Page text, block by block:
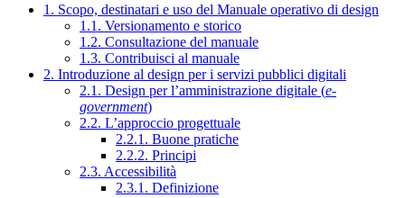
1. Scopo, destinatari e uso del Manuale operativo di design
1.1. Versionamento e storico
1.2. Consultazione del manuale
1.3. Contribuisci al manuale
2. Introduzione al design per i servizi pubblici digitali
2.1. Design per l’amministrazione digitale (e-
government)
2.2. L’approccio progettuale
2.2.1. Buone pratiche
2.2.2. Principi
2.3. Accessibilità
2.3.1. Definizione